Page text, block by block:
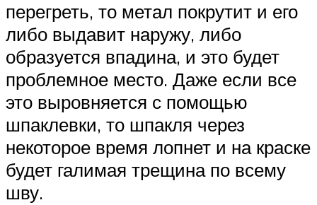
перегреть, то метал покрутит и его
либо выдавит наружу, либо
образуется впадина, и это будет
проблемное место. Даже если все
это выровняется с помощью
шпаклевки, то шпакля через
некоторое время лопнет и на краске
будет галимая трещина по всему
шву.